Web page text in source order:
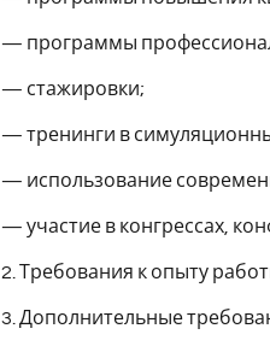
— программы
— стажировки;
— тренинги в
— использование
— участие в конгрессах,
2. Требования к опыту
3. Дополнительные